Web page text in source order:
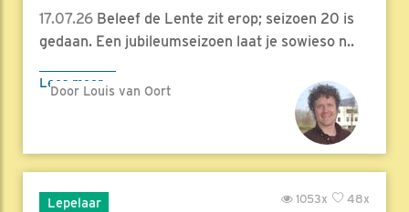
17.07.26 Beleef de Lente zit erop; seizoen 20 is
gedaan. Een jubileumseizoen laat je sowieso n..
Lees meer
Door Louis van Oort
Lepelaar 48x
1053x